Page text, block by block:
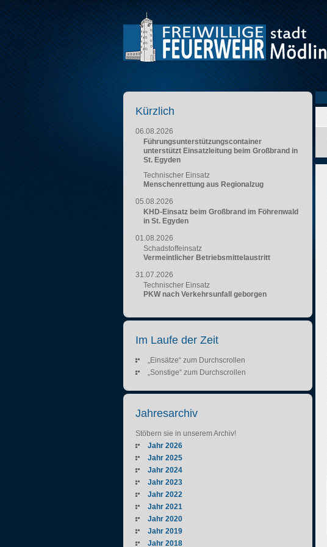
Kürzlich
06.08.2026
Führungsunterstützungscontainer
unterstützt Einsatzleitung beim Großbrand in
St. Egyden
Technischer Einsatz
Menschenrettung aus Regionalzug
05.08.2026
KHD-Einsatz beim Großbrand im Föhrenwald
in St. Egyden
01.08.2026
Schadstoffeinsatz
Vermeintlicher Betriebsmittelaustritt
31.07.2026
Technischer Einsatz
PKW nach Verkehrsunfall geborgen
Im Laufe der Zeit
„Einsätze“ zum Durchscrollen
„Sonstige“ zum Durchscrollen
Jahresarchiv
Stöbern sie in unserem Archiv!
Jahr 2026
Jahr 2025
Jahr 2024
Jahr 2023
Jahr 2022
Jahr 2021
Jahr 2020
Jahr 2019
Jahr 2018